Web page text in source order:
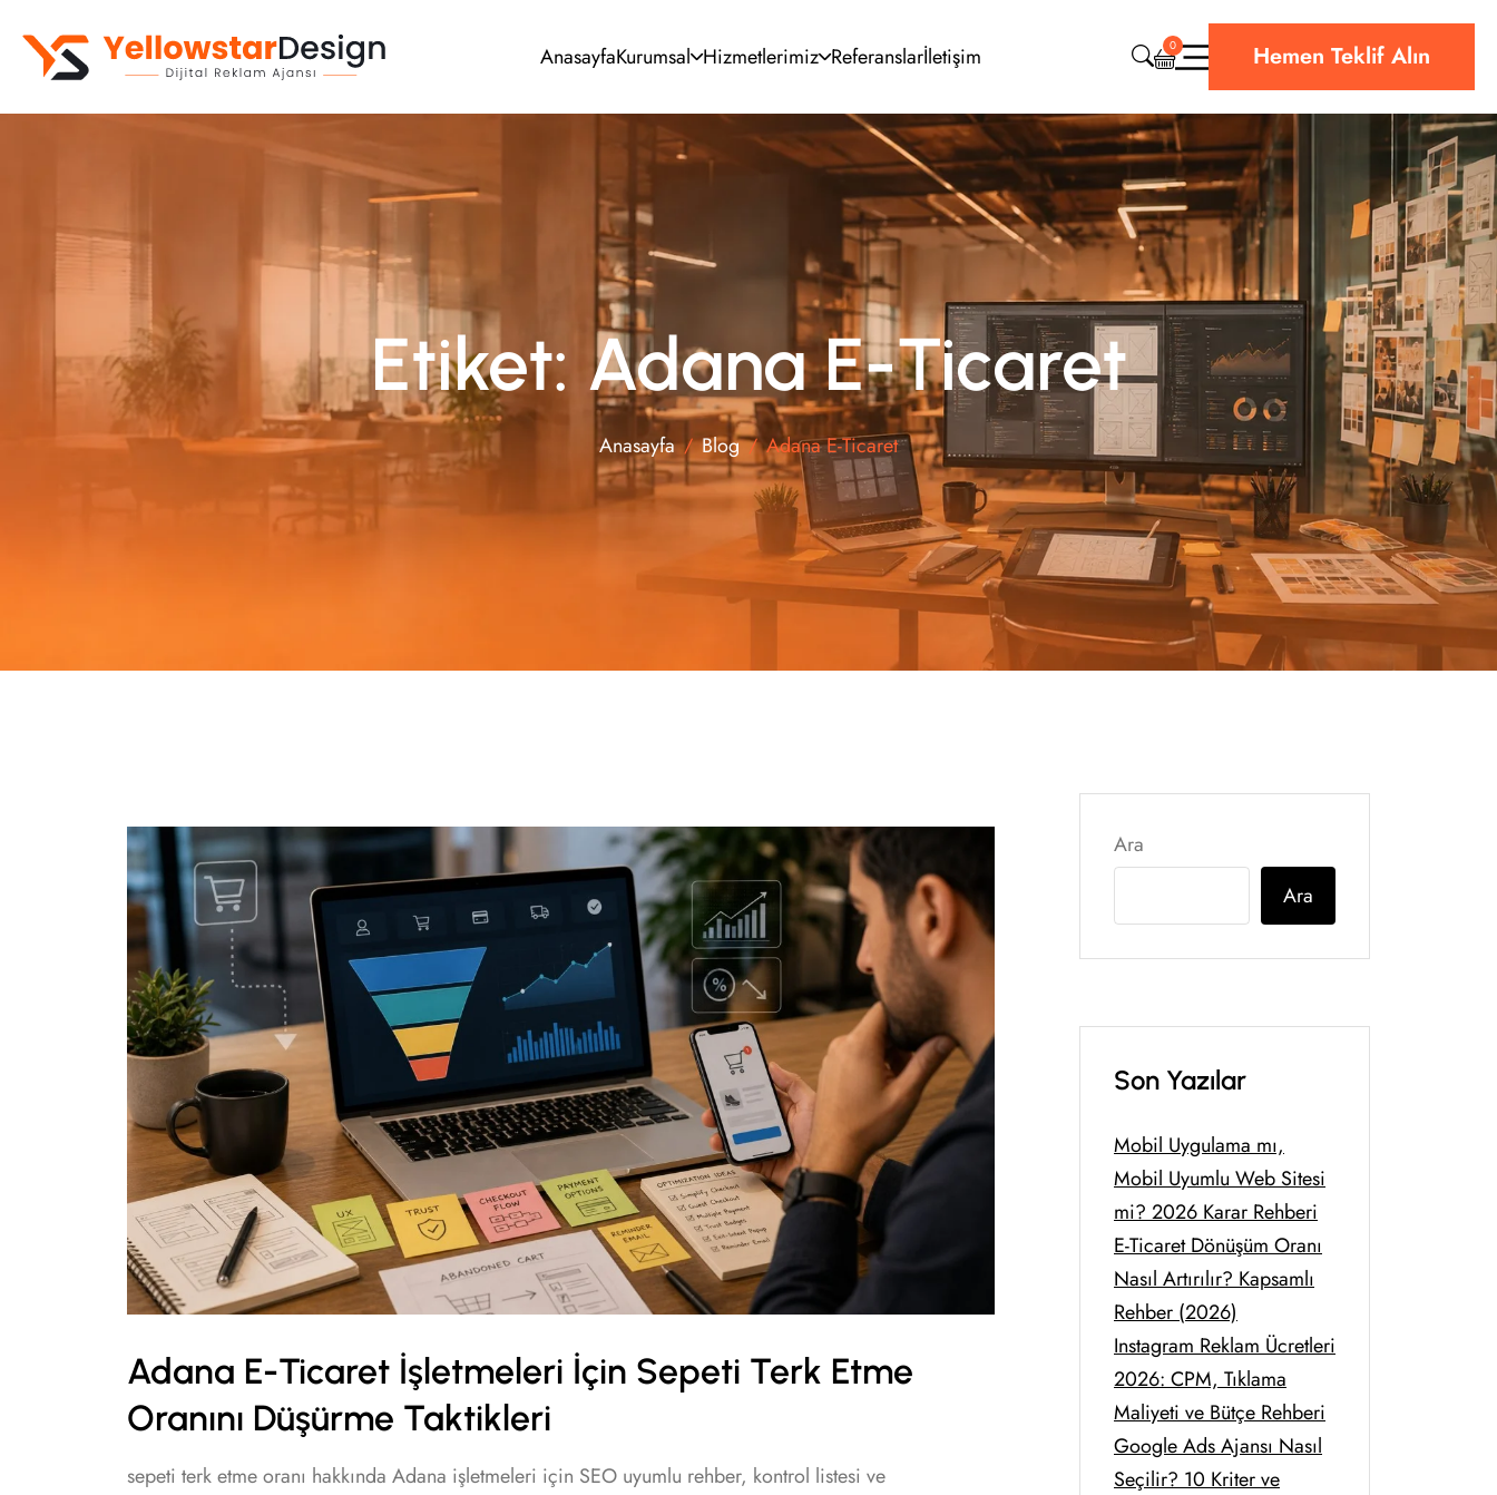
AnasayfaKurumsal Hizmetlerimiz
E-Ticaret Sitesi
Mobil Uygulama
Kurumsal Kimlik
Grafik Tasarım
Video Prodüksiyon
SEO Optimizasyonu
Google & Meta Ads
Sosyal Medya
E-posta Pazarlama
CRM & ERP Yazılım
Web Sitesi Teknik Destek
Bulut & Hosting
Siber Güvenlik
Referanslarİletişim 0 Hemen Teklif Alın
Etiket: Adana E-Ticaret
Anasayfa Blog Adana E-Ticaret
Adana E-Ticaret İşletmeleri İçin Sepeti Terk Etme
Oranını Düşürme Taktikleri
sepeti terk etme oranı hakkında Adana işletmeleri için SEO uyumlu rehber, kontrol listesi ve
Ara
Ara
Son Yazılar
Mobil Uygulama mı,
Mobil Uyumlu Web Sitesi
mi? 2026 Karar Rehberi
E-Ticaret Dönüşüm Oranı
Nasıl Artırılır? Kapsamlı
Rehber (2026)
Instagram Reklam Ücretleri
2026: CPM, Tıklama
Maliyeti ve Bütçe Rehberi
Google Ads Ajansı Nasıl
Seçilir? 10 Kriter ve